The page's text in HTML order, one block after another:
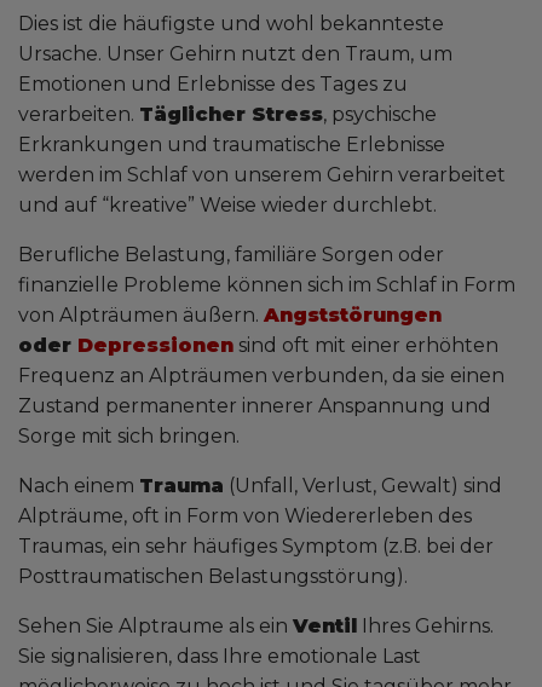
Dies ist die häufigste und wohl bekannteste
Ursache. Unser Gehirn nutzt den Traum, um
Emotionen und Erlebnisse des Tages zu
verarbeiten. Täglicher Stress, psychische
Erkrankungen und traumatische Erlebnisse
werden im Schlaf von unserem Gehirn verarbeitet
und auf “kreative” Weise wieder durchlebt.
Berufliche Belastung, familiäre Sorgen oder
finanzielle Probleme können sich im Schlaf in Form
von Alpträumen äußern. Angststörungen
oder Depressionen sind oft mit einer erhöhten
Frequenz an Alpträumen verbunden, da sie einen
Zustand permanenter innerer Anspannung und
Sorge mit sich bringen.
Nach einem Trauma (Unfall, Verlust, Gewalt) sind
Alpträume, oft in Form von Wiedererleben des
Traumas, ein sehr häufiges Symptom (z.B. bei der
Posttraumatischen Belastungsstörung).
Sehen Sie Alptraume als ein Ventil Ihres Gehirns.
Sie signalisieren, dass Ihre emotionale Last